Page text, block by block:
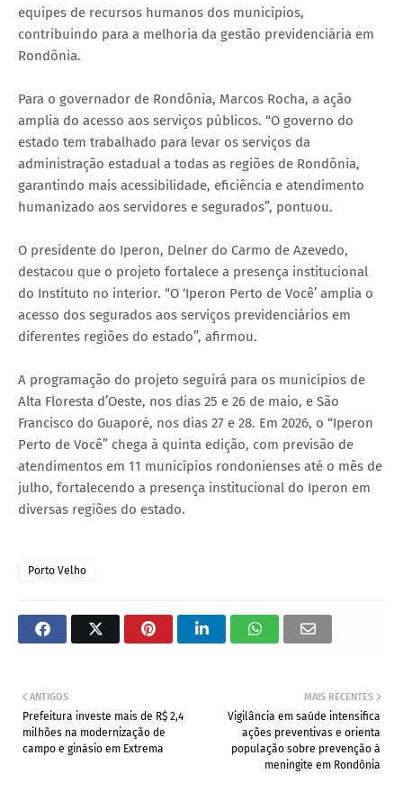
equipes de recursos humanos dos municípios,
contribuindo para a melhoria da gestão previdenciária em
Rondônia.
Para o governador de Rondônia, Marcos Rocha, a ação
amplia do acesso aos serviços públicos. “O governo do
estado tem trabalhado para levar os serviços da
administração estadual a todas as regiões de Rondônia,
garantindo mais acessibilidade, eficiência e atendimento
humanizado aos servidores e segurados”, pontuou.
O presidente do Iperon, Delner do Carmo de Azevedo,
destacou que o projeto fortalece a presença institucional
do Instituto no interior. “O ‘Iperon Perto de Você’ amplia o
acesso dos segurados aos serviços previdenciários em
diferentes regiões do estado”, afirmou.
A programação do projeto seguirá para os municípios de
Alta Floresta d’Oeste, nos dias 25 e 26 de maio, e São
Francisco do Guaporé, nos dias 27 e 28. Em 2026, o “Iperon
Perto de Você” chega à quinta edição, com previsão de
atendimentos em 11 municípios rondonienses até o mês de
julho, fortalecendo a presença institucional do Iperon em
diversas regiões do estado.
Porto Velho
MAIS RECENTES
Vigilância em saúde intensifica
ações preventivas e orienta
população sobre prevenção à
meningite em Rondônia
ANTIGOS
Prefeitura investe mais de R$ 2,4
milhões na modernização de
campo e ginásio em Extrema